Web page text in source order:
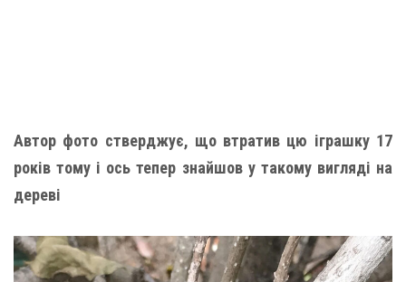
Автор фото стверджує, що втратив цю іграшку 17
років тому і ось тепер знайшов у такому вигляді на
дереві